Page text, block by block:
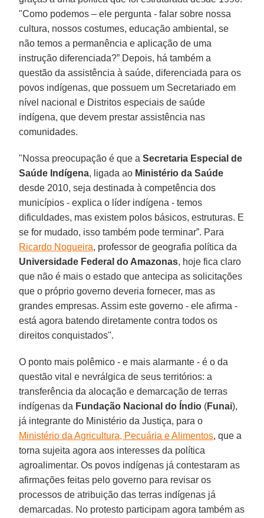
"Como podemos – ele pergunta - falar sobre nossa
cultura, nossos costumes, educação ambiental, se
não temos a permanência e aplicação de uma
instrução diferenciada?” Depois, há também a
questão da assistência à saúde, diferenciada para os
povos indígenas, que possuem um Secretariado em
nível nacional e Distritos especiais de saúde
indígena, que devem prestar assistência nas
comunidades.
"Nossa preocupação é que aSecretaria Especial de
Saúde Indígena, ligada ao Ministério da Saúde
desde 2010, seja destinada à competência dos
municípios - explica o líder indígena - temos
dificuldades, mas existem polos básicos, estruturas. E
se for mudado, isso também pode terminar”. Para
Ricardo Nogueira, professor de geografia política da
Universidade Federal do Amazonas, hoje fica claro
que não é mais o estado que antecipa as solicitações
que o próprio governo deveria fornecer, mas as
grandes empresas. Assim este governo - ele afirma -
está agora batendo diretamente contra todos os
direitos conquistados".
O ponto mais polêmico - e mais alarmante - é o da
questão vital e nevrálgica de seus territórios: a
transferência da alocação e demarcação de terras
indígenas da Fundação Nacional do Índio (Funai),
já integrante do Ministério da Justiça, para o
Ministério da Agricultura, Pecuária e Alimentos, que a
torna sujeita agora aos interesses da política
agroalimentar. Os povos indígenas já contestaram as
afirmações feitas pelo governo para revisar os
processos de atribuição das terras indígenas já
demarcadas. No protesto participam agora também as